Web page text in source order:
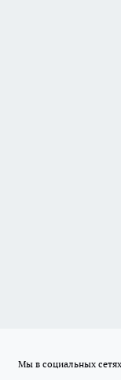
Мы в социальных сетях